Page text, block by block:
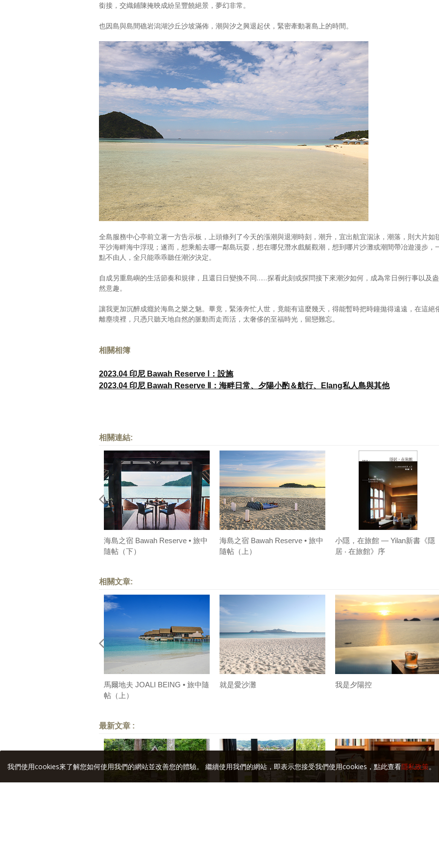
銜接，交織鋪陳掩映成紛呈豐饒絕景，夢幻非常。
也因島與島間礁岩潟湖沙丘沙坡滿佈，潮與汐之興退起伏，緊密牽動著島上的時間。
全島服務中心亭前立著一方告示板，上頭條列了今天的漲潮與退潮時刻，潮升，宜出航宜泅泳，潮落，則大片如
平沙海畔海中浮現；遂而，想乘船去哪一鄰島玩耍，想在哪兒潛水戲艇觀潮，想到哪片沙灘或潮間帶冶遊漫步，
點不由人，全只能乖乖聽任潮汐決定。
自成另重島嶼的生活節奏和規律，且還日日變換不同……探看此刻或探問接下來潮汐如何，成為常日例行事以及盎
然意趣。
讓我更加沉醉成癮於海島之樂之魅。畢竟，緊湊奔忙人世，竟能有這麼幾天，得能暫時把時鐘拋得遠遠，在這絕
離塵境裡，只憑只聽天地自然的脈動而走而活，太奢侈的至福時光，留戀難忘。
相關相簿
2023.04 印尼 Bawah Reserve Ⅰ：設施
2023.04 印尼 Bawah Reserve Ⅱ：海畔日常、夕陽小酌＆航行、Elang私人島與其他
相關連結:
海島之宿 Bawah Reserve • 旅中
隨帖（下）
海島之宿 Bawah Reserve • 旅中
隨帖（上）
小隱，在旅館 — Yilan新書《隱
居 ‧ 在旅館》序
相關文章:
馬爾地夫 JOALI BEING • 旅中隨
帖（上）
就是愛沙灘 我是夕陽控
最新文章 :
我們使用cookies來了解您如何使用我們的網站並改善您的體驗。 繼續使用我們的網站，即表示您接受我們使用cookies，點此查看隱私政策。